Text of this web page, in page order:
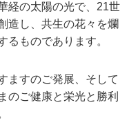
経の太陽の光で、21世
造し、共生の花々を爛
るものであります。
ますのご発展、そして
のご健康と栄光と勝利